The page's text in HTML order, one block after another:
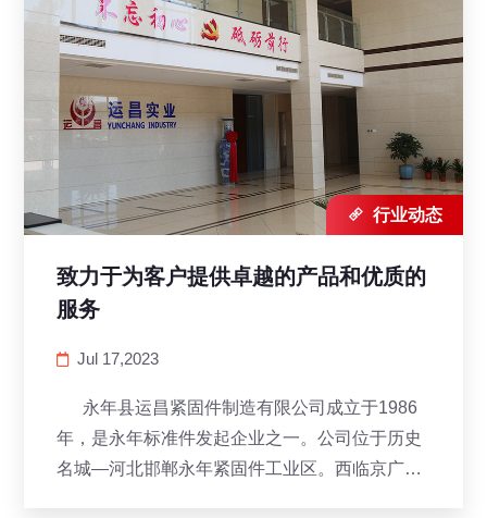
 行业动态
致力于为客户提供卓越的产品和优质的
服务
Jul 17,2023
永年县运昌紧固件制造有限公司成立于1986
年，是永年标准件发起企业之一。公司位于历史
名城—河北邯郸永年紧固件工业区。西临京广铁